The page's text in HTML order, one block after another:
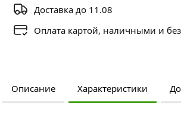
Доставка до 11.08
Оплата картой, наличными и
Описание Характеристики